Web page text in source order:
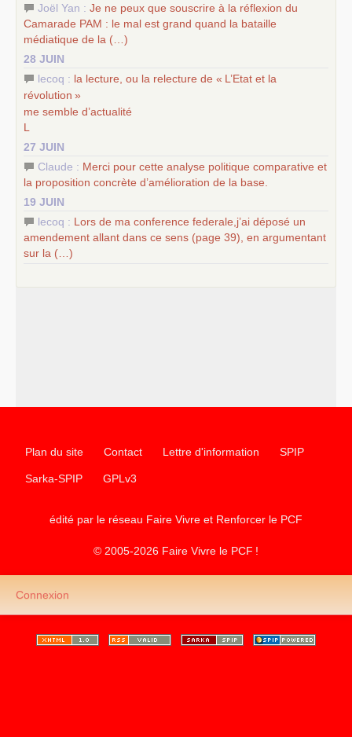
Joël Yan : Je ne peux que souscrire à la réflexion du
Camarade PAM : le mal est grand quand la bataille
médiatique de la (…)
28 JUIN
lecoq : la lecture, ou la relecture de « L’Etat et la
révolution »
me semble d’actualité
L
27 JUIN
Claude : Merci pour cette analyse politique comparative et
la proposition concrète d’amélioration de la base.
19 JUIN
lecoq : Lors de ma conference federale,j’ai déposé un
amendement allant dans ce sens (page 39), en argumentant
sur la (…)
Plan du site Contact Lettre d'information SPIP
Sarka-SPIP GPLv3
édité par le réseau Faire Vivre et Renforcer le PCF
© 2005-2026 Faire Vivre le PCF !
Connexion